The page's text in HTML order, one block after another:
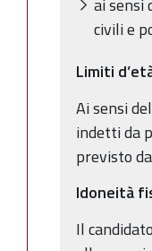
civili e
Limiti
Ai sensi
indetti da
previsto
Idoneità
Il